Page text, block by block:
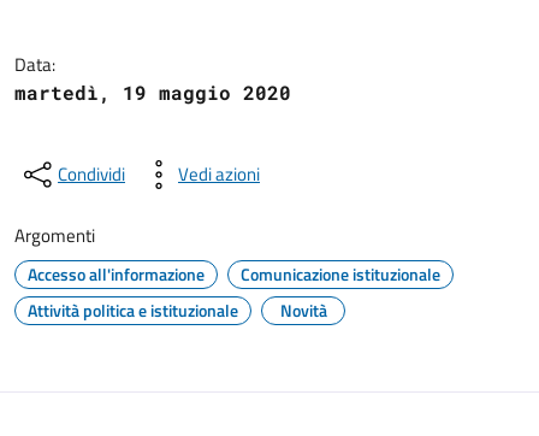
Data:
martedì, 19 maggio 2020
Condividi Vedi azioni
Argomenti
Accesso all'informazione
Comunicazione istituzionale
Attività politica e istituzionale
Novità